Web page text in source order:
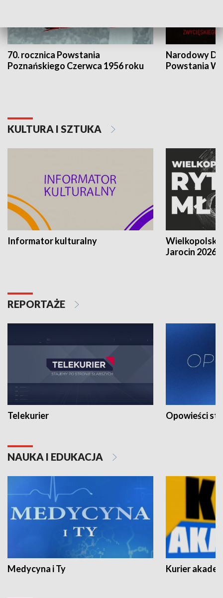
70. rocznica Powstania
Poznańskiego Czerwca 1956 roku
Narodowy
Powstania
KULTURA I SZTUKA
Informator kulturalny
Jarocin 2026
REPORTAŻE
Telekurier Opowieści
NAUKA I EDUKACJA
Medycyna i Ty Kurier